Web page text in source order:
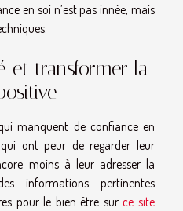
en soi n’est pas innée, mais
et transformer la
manquent de confiance en
ont peur de regarder leur
moins à leur adresser la
informations pertinentes
pour le bien être surce site